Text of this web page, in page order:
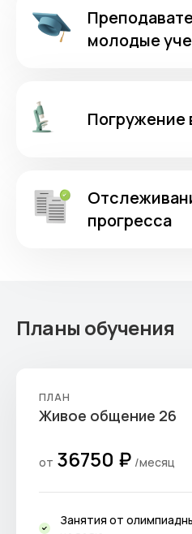
молодые
Погружение
прогресса
Планы обучения
ПЛАН
Живое общение 26
от 36750 ₽ /месяц
Занятия от